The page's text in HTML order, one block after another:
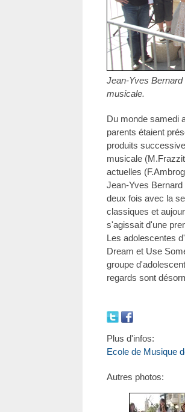
Jean-Yves
musicale.
Du monde samedi
parents étaient
produits
musicale
actuelles
Jean-Yves
deux fois avec la
classiques et
s'agissait d'une
Les adolescentes
Dream et Use
groupe
regards sont
Plus d'infos:
Ecole de Musique
Autres photos: